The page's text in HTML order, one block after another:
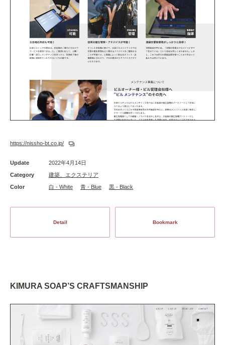
https://nissho-bt.co.jp/
Update
2022年4月14日
Category
建築、エクステリア
Color
白 - White 青 - Blue 黒 - Black
Detail Bookmark
KIMURA SOAP’S CRAFTSMANSHIP